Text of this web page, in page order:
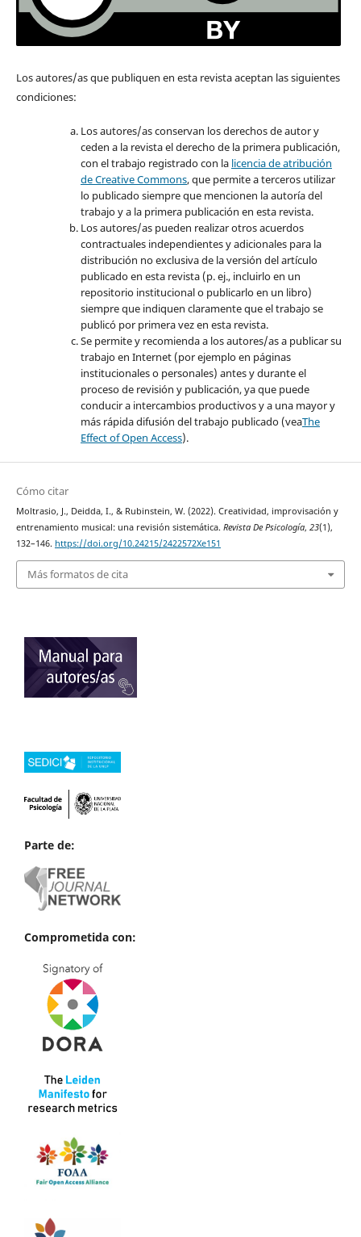
Los autores/as que publiquen en esta revista aceptan las siguientes
condiciones:
Los autores/as conservan los derechos de autor y
ceden a la revista el derecho de la primera publicación,
con el trabajo registrado con la licencia de atribución
de Creative Commons, que permite a terceros utilizar
lo publicado siempre que mencionen la autoría del
trabajo y a la primera publicación en esta revista.
Los autores/as pueden realizar otros acuerdos
contractuales independientes y adicionales para la
distribución no exclusiva de la versión del artículo
publicado en esta revista (p. ej., incluirlo en un
repositorio institucional o publicarlo en un libro)
siempre que indiquen claramente que el trabajo se
publicó por primera vez en esta revista.
Se permite y recomienda a los autores/as a publicar su
trabajo en Internet (por ejemplo en páginas
institucionales o personales) antes y durante el
proceso de revisión y publicación, ya que puede
conducir a intercambios productivos y a una mayor y
más rápida difusión del trabajo publicado (veaThe
Effect of Open Access).
Cómo citar
Moltrasio, J., Deidda, I., & Rubinstein, W. (2022). Creatividad, improvisación y
entrenamiento musical: una revisión sistemática. Revista De Psicología, 23(1),
132–146. https://doi.org/10.24215/2422572Xe151
Más formatos de cita
Parte de:
Comprometida con: